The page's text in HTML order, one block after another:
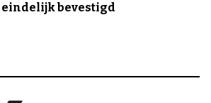
bevestigd